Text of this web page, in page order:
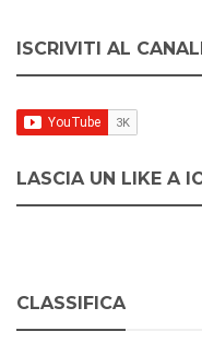
ISCRIVITI AL
LASCIA UN LIKE A
CLASSIFICA